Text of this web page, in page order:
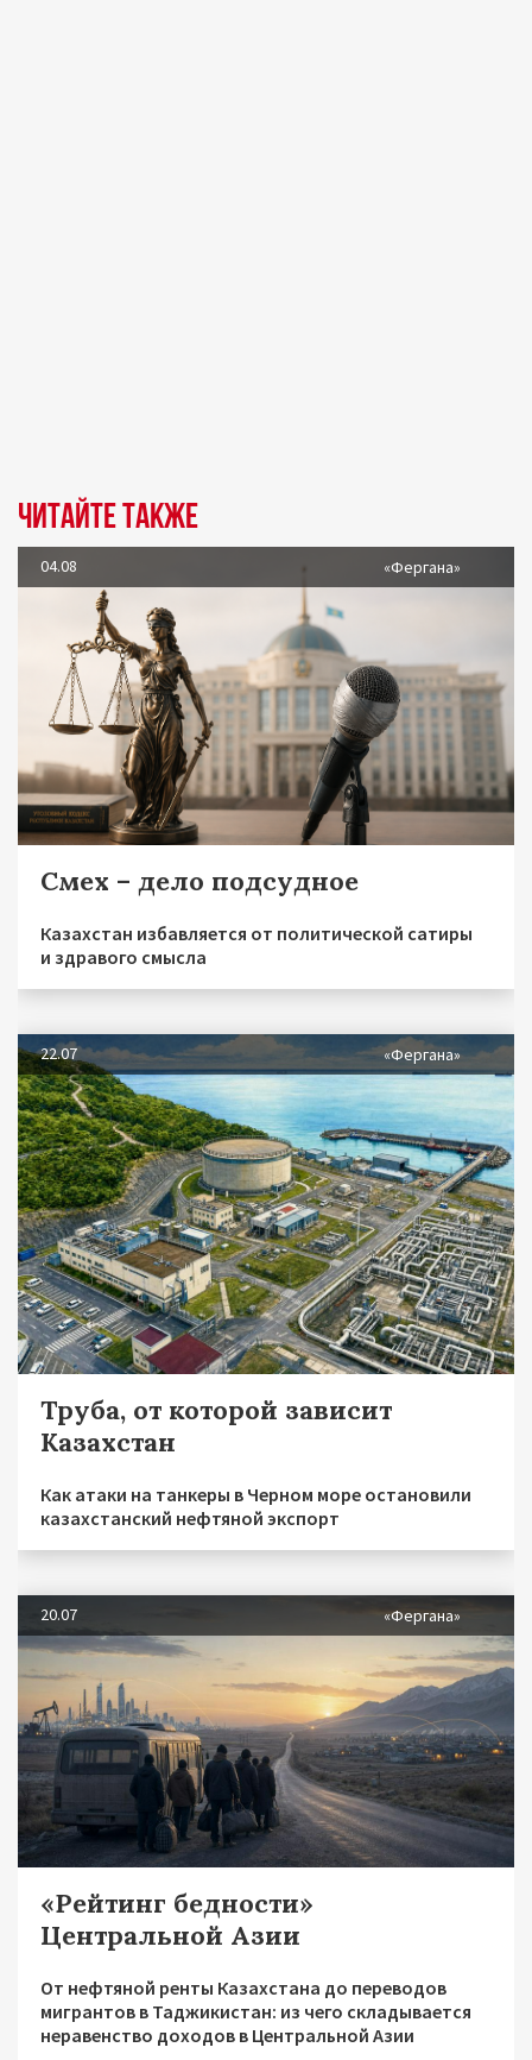
Читайте также
04.08 «Фергана»
Смех – дело подсудное
Казахстан избавляется от политической сатиры
и здравого смысла
22.07 «Фергана»
Труба, от которой зависит
Казахстан
Как атаки на танкеры в Черном море остановили
казахстанский нефтяной экспорт
20.07 «Фергана»
«Рейтинг бедности»
Центральной Азии
От нефтяной ренты Казахстана до переводов
мигрантов в Таджикистан: из чего складывается
неравенство доходов в Центральной Азии